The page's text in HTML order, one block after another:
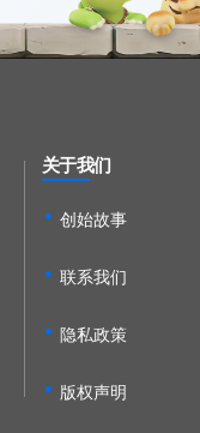
关于我们
创始故事
联系我们
隐私政策
版权声明